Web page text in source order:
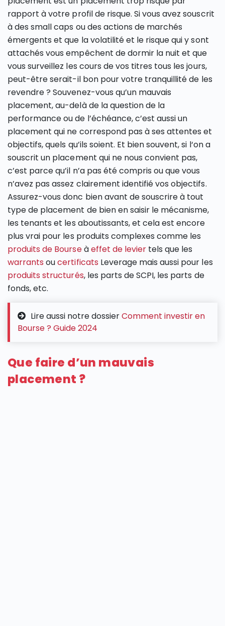
rapport à votre profil de risque. Si vous avez souscrit
à des small caps ou des actions de marchés
émergents et que la volatilité et le risque qui y sont
attachés vous empêchent de dormir la nuit et que
vous surveillez les cours de vos titres tous les jours,
peut-être serait-il bon pour votre tranquillité de les
revendre ? Souvenez-vous qu’un mauvais
placement, au-delà de la question de la
performance ou de l’échéance, c’est aussi un
placement qui ne correspond pas à ses attentes et
objectifs, quels qu’ils soient. Et bien souvent, si l‘on a
souscrit un placement qui ne nous convient pas,
c’est parce qu’il n’a pas été compris ou que vous
n’avez pas assez clairement identifié vos objectifs.
Assurez-vous donc bien avant de souscrire à tout
type de placement de bien en saisir le mécanisme,
les tenants et les aboutissants, et cela est encore
plus vrai pour les produits complexes comme les
produits de Bourseàeffet de levier tels que les
warrants oucertificats Leverage mais aussi pour les
produits structurés, les parts de SCPI, les parts de
fonds, etc.
Lire aussi notre dossierComment investir en
Bourse ? Guide 2024
Que faire d’un mauvais
placement ?